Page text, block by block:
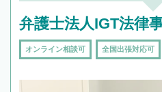
弁護士法人IGT法律
オンライン相談可 全国出張対応可